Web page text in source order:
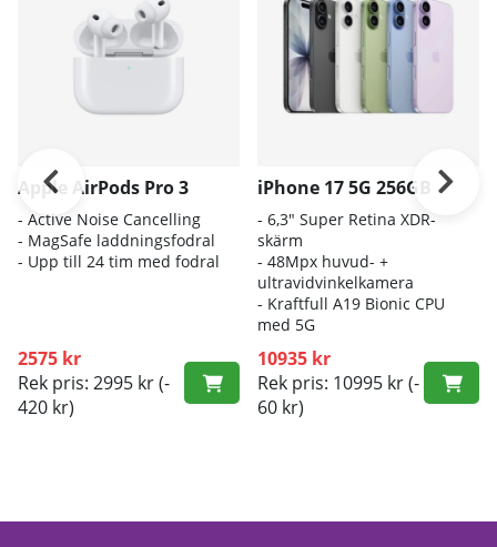
Apple AirPods Pro 3
- Active Noise Cancelling
- MagSafe laddningsfodral
- Upp till 24 tim med fodral
2575 kr
Rek pris: 2995 kr(-
420 kr)
iPhone 17 5G 256GB
- 6,3" Super Retina XDR-
skärm
- 48Mpx huvud- +
ultravidvinkelkamera
- Kraftfull A19 Bionic CPU
med 5G
10935 kr
Rek pris: 10995 kr(-
60 kr)